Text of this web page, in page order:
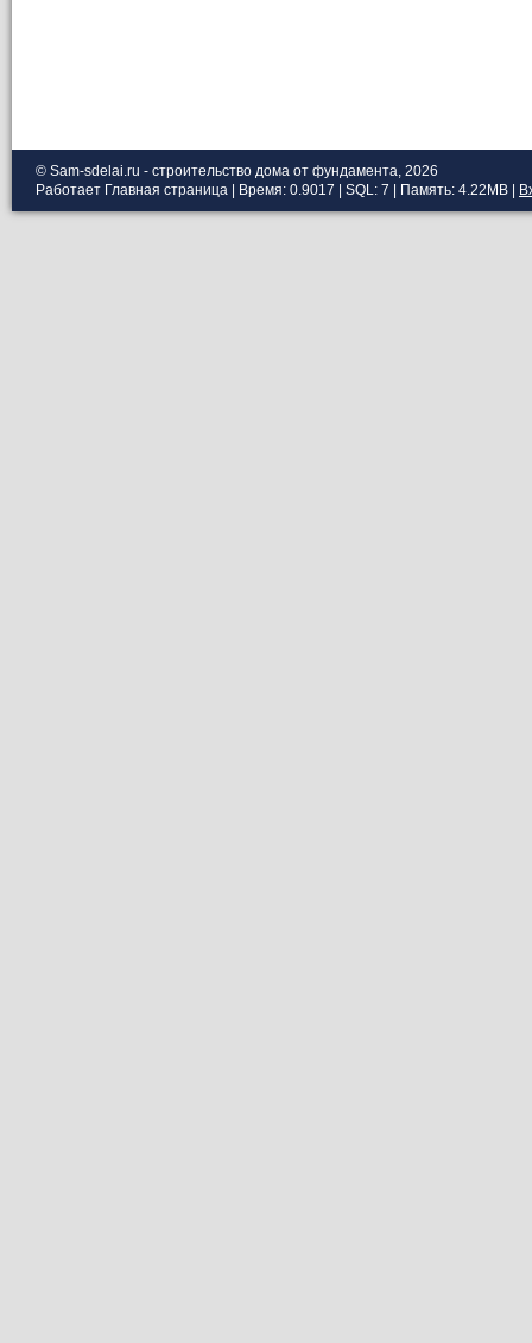
© Sam-sdelai.ru - строительство дома от фундамента, 2026
Работает Главная страница | Время: 0.9017 | SQL: 7 | Память: 4.22MB